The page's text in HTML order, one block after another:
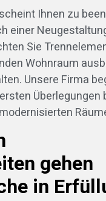
Ihnen zu
einer
Sie
Wohnraum
Unsere Firma
Überlegungen
gehen
in